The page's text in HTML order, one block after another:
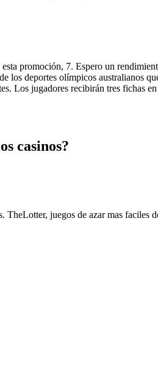
promoción, 7. Espero un
deportes olímpicos australianos
Los jugadores recibirán tres fichas
casinos?
juegos de azar mas faciles